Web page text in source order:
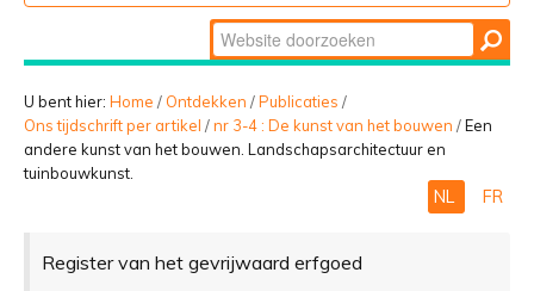
BELEVEN
Zoek
Geavanceerd
zoeken...
U bent hier: Home / Ontdekken /Publicaties /
Ons tijdschrift per artikel /nr 3-4 : De kunst van het bouwen /Een
andere kunst van het bouwen. Landschapsarchitectuur en
tuinbouwkunst.
NL FR
Register van het gevrijwaard erfgoed